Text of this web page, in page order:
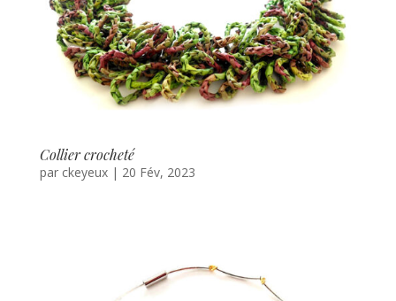
Collier crocheté
par ckeyeux| 20 Fév, 2023